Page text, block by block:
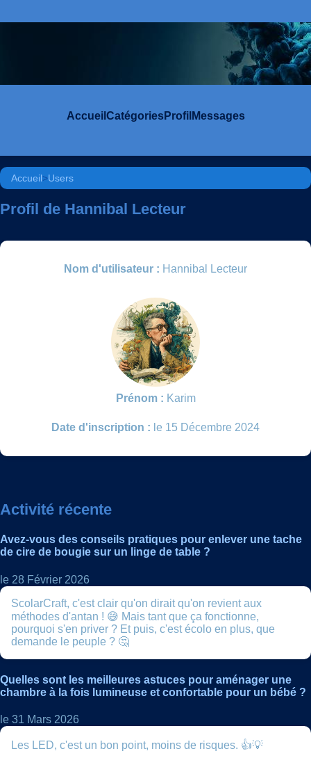
Accueil CatégoriesProfil Messages
Accueil>Users
Profil de Hannibal Lecteur
Nom d'utilisateur : Hannibal Lecteur
Prénom : Karim
Date d'inscription : le 15 Décembre 2024
Activité récente
Avez-vous des conseils pratiques pour enlever une tache
de cire de bougie sur un linge de table ?
le 28 Février 2026
ScolarCraft, c'est clair qu'on dirait qu'on revient aux
méthodes d'antan ! 😅 Mais tant que ça fonctionne,
pourquoi s'en priver ? Et puis, c'est écolo en plus, que
demande le peuple ? 🤔
Quelles sont les meilleures astuces pour aménager une
chambre à la fois lumineuse et confortable pour un bébé ?
le 31 Mars 2026
Les LED, c'est un bon point, moins de risques. 👍💡